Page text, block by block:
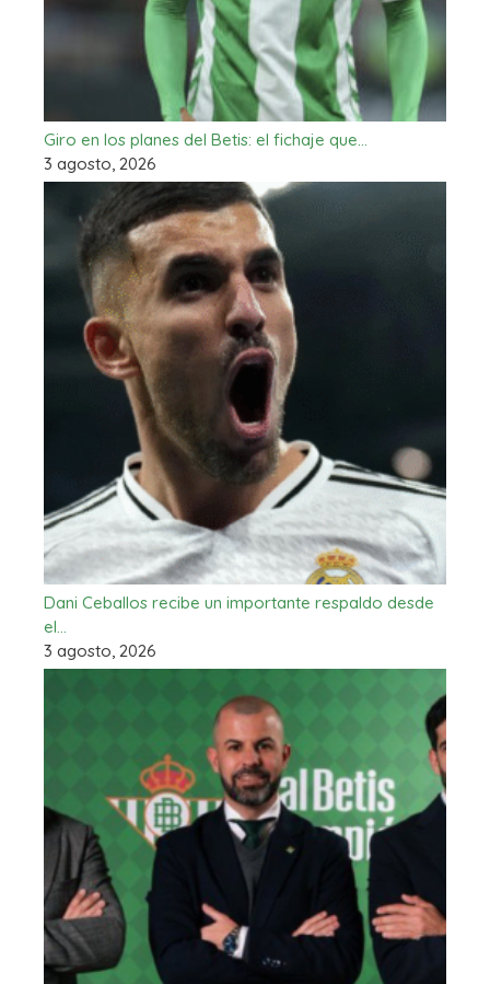
Giro en los planes del Betis: el fichaje que…
3 agosto, 2026
Dani Ceballos recibe un importante respaldo desde
el…
3 agosto, 2026